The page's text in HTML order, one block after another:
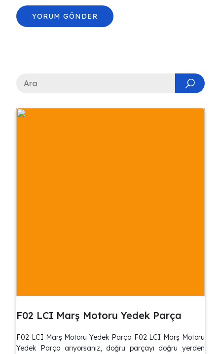
F02 LCI Marş Motoru Yedek Parça
F02 LCI Marş Motoru Yedek Parça F02 LCI Marş Motoru
Yedek Parça arıyorsanız, doğru parçayı doğru yerden